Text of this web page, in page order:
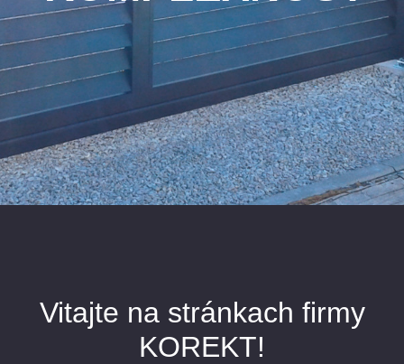
Vitajte na stránkach firmy
KOREKT!